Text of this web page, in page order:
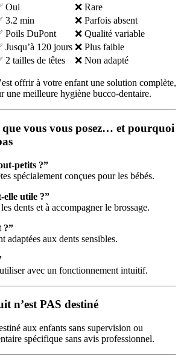
Oui
❌ Rare
3.2 min
❌ Parfois absent
Poils DuPont
❌ Qualité variable
Jusqu’à 120 jours ❌ Plus faible
2 tailles de têtes ❌ Non adapté
offrir à votre enfant une solution complète,
une meilleure hygiène bucco-dentaire.
vous vous posez… et pourquoi
petits ?”
spécialement conçues pour les bébés.
utile ?”
dents et à accompagner le brossage.
?”
adaptées aux dents sensibles.
avec un fonctionnement intuitif.
n’est PAS destiné
aux enfants sans supervision ou
spécifique sans avis professionnel.